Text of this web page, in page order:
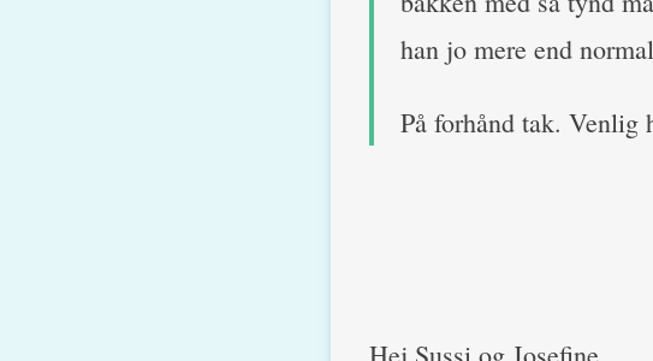
han jo mere end
På forhånd tak. Venlig